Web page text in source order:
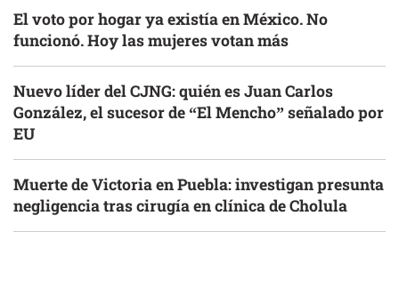
El voto por hogar ya existía en México. No
funcionó. Hoy las mujeres votan más
Nuevo líder del CJNG: quién es Juan Carlos
González, el sucesor de “El Mencho” señalado por
EU
Muerte de Victoria en Puebla: investigan presunta
negligencia tras cirugía en clínica de Cholula